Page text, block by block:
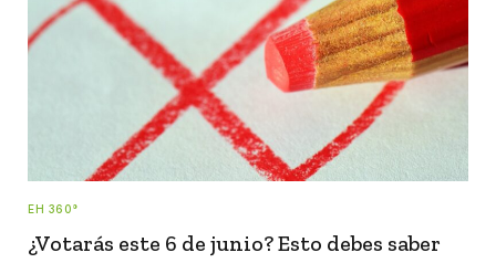
EH 360°
¿Votarás este 6 de junio? Esto debes saber